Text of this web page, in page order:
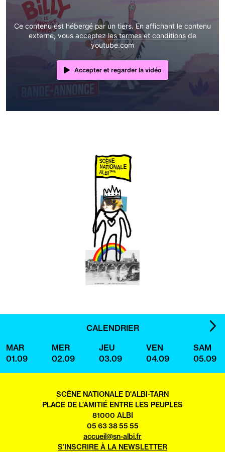
Ce contenu est hébergé par un tiers. En affichant le contenu
externe, vous acceptezles termes et conditions de
youtube.com
Accepter et regarder la vidéo
CALENDRIER
MAR
01.09
MER
02.09
JEU
03.09
VEN
04.09
SAM
05.09
SCÈNE NATIONALE D'ALBI-TARN
PLACE DE L’AMITIÉ ENTRE LES PEUPLES
81000 ALBI
05 63 38 55 55
accueil@sn-albi.fr
S’INSCRIRE À LA NEWSLETTER